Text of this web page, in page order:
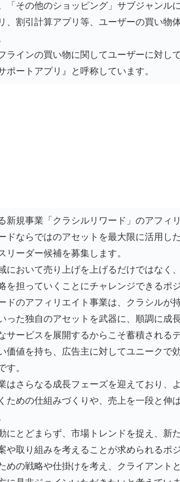
「その他のショッピング」サブジャンル
、割引計算アプリ等、ユーザーの買い物
ラインの買い物に関してユーザーに対し
ポートアプリ』と呼称しています。
新規事業「クラシルリワード」のアフィ
ドならではのアセットを最大限に活用し
リーダー候補を募集します。
において売り上げを上げるだけではなく
を担っていくことにチャレンジできるポ
ドのアフィリエイト事業は、クラシルが
った独自のアセットを武器に、順調に成
サービスを展開するからこそ蓄積される
価値を持ち、広告主に対してユニークで
す。
はさらなる成長フェーズを迎えており、
ための仕組みづくりや、売上を一段と伸
にとどまらず、市場トレンドを捉え、新
や取り組みを考えることが求められるポ
めの戦略や仕掛けを考え、クライアント